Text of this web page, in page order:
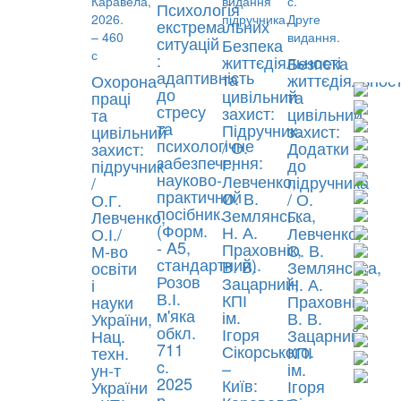
Охорона
праці
та
цивільний
захист:
підручник
/
О.Г.
Левченко,
О.І./
М-во
освіти
і
науки
України,
Нац.
техн.
ун-т
України
Психологія
екстремальних
ситуацій
:
адаптивність
до
стресу
та
психологічне
забезпечення:
науково-
практичний
посібник.
(Форм.
- A5,
стандартний).
Розов
В.І.
м'яка
обкл.
711
c.
2025
Безпека
життєдіяльності
та
цивільний
захист:
Підручник.
/ О.
Г.
Левченко,
О. В.
Землянська,
Н. А.
Праховнік,
В. В.
Зацарний;
КПІ
ім.
Ігоря
Сікорського.
–
Київ:
Безпека
та
цивільний
захист:
Додатки
до
підручника
/ О.
Г.
Левченко,
О. В.
Землянська,
Н. А.
Праховнік,
В. В.
Зацарний;
КПІ
ім.
Ігоря